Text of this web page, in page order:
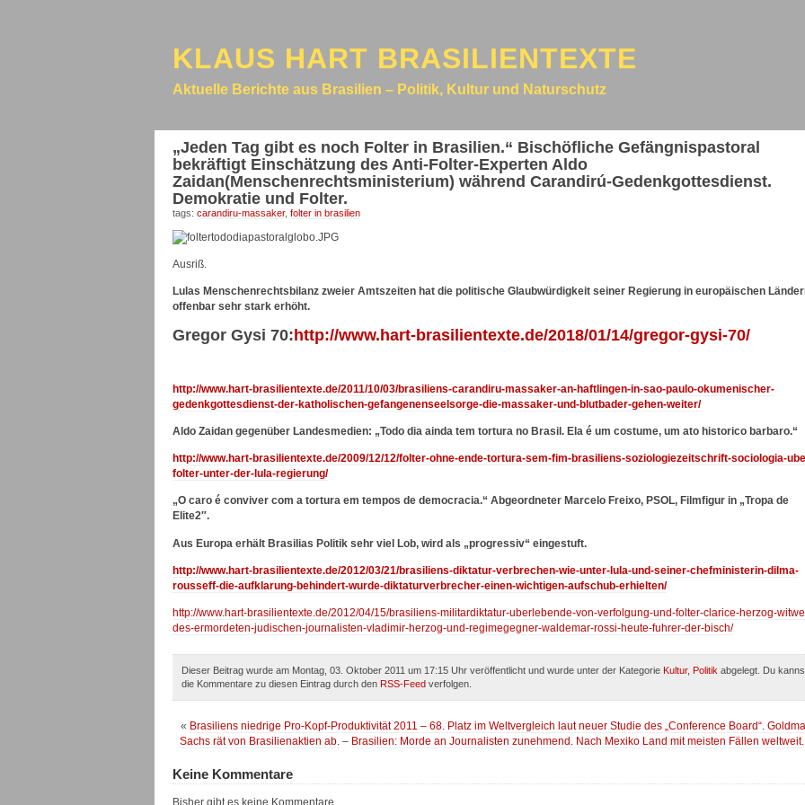
KLAUS HART BRASILIENTEXTE
Aktuelle Berichte aus Brasilien – Politik, Kultur und Naturschutz
„Jeden Tag gibt es noch Folter in Brasilien.“ Bischöfliche Gefängnispastoral
bekräftigt Einschätzung des Anti-Folter-Experten Aldo
Zaidan(Menschenrechtsministerium) während Carandirú-Gedenkgottesdienst.
Demokratie und Folter.
tags: carandiru-massaker, folter in brasilien
Ausriß.
Lulas Menschenrechtsbilanz zweier Amtszeiten hat die politische Glaubwürdigkeit seiner Regierung in europäischen
offenbar sehr stark erhöht.
Gregor Gysi 70:http://www.hart-brasilientexte.de/2018/01/14/gregor-gysi-70/
http://www.hart-brasilientexte.de/2011/10/03/brasiliens-carandiru-massaker-an-haftlingen-in-sao-paulo-okumenischer-
gedenkgottesdienst-der-katholischen-gefangenenseelsorge-die-massaker-und-blutbader-gehen-weiter/
Aldo Zaidan gegenüber Landesmedien: „Todo dia ainda tem tortura no Brasil. Ela é um costume, um ato historico barbaro.“
http://www.hart-brasilientexte.de/2009/12/12/folter-ohne-ende-tortura-sem-fim-brasiliens-soziologiezeitschrift-sociologia-
folter-unter-der-lula-regierung/
„O caro é conviver com a tortura em tempos de democracia.“ Abgeordneter Marcelo Freixo, PSOL, Filmfigur in „Tropa de
Elite2″.
Aus Europa erhält Brasilias Politik sehr viel Lob, wird als „progressiv“ eingestuft.
http://www.hart-brasilientexte.de/2012/03/21/brasiliens-diktatur-verbrechen-wie-unter-lula-und-seiner-chefministerin-dilma-
rousseff-die-aufklarung-behindert-wurde-diktaturverbrecher-einen-wichtigen-aufschub-erhielten/
http://www.hart-brasilientexte.de/2012/04/15/brasiliens-militardiktatur-uberlebende-von-verfolgung-und-folter-clarice-herzog-
des-ermordeten-judischen-journalisten-vladimir-herzog-und-regimegegner-waldemar-rossi-heute-fuhrer-der-bisch/
Dieser Beitrag wurde am Montag, 03. Oktober 2011 um 17:15 Uhr veröffentlicht und wurde unter der Kategorie Kultur, Politik abgelegt. Du
die Kommentare zu diesen Eintrag durch den RSS-Feed verfolgen.
« Brasiliens niedrige Pro-Kopf-Produktivität 2011 – 68. Platz im Weltvergleich laut neuer Studie des „Conference Board“.
Sachs rät von Brasilienaktien ab.– Brasilien: Morde an Journalisten zunehmend. Nach Mexiko Land mit meisten Fällen weltweit.
Keine Kommentare
Bisher gibt es keine Kommentare.